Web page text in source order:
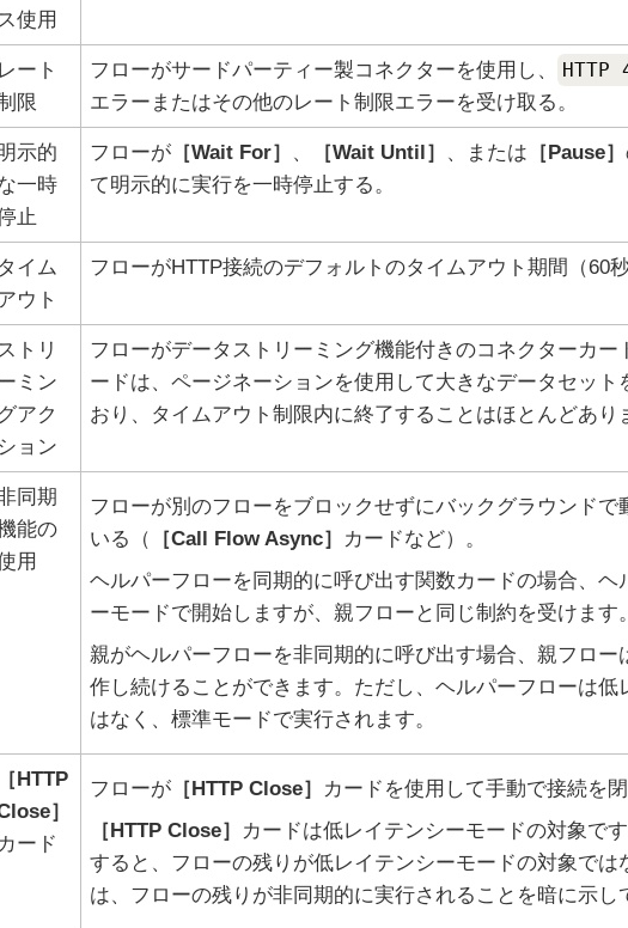
使用
レート
限
フローがサードパーティー製コネクターを使用し、
HTTP
エラーまたはその他のレート制限エラーを受け取る。
示的
一時
止
フローが Wait For 、 Wait Until 、または Pause
て明示的に実行を一時停止する。
タイム
ウト
フローがHTTP接続のデフォルトのタイムアウト期間（60
トリ
ミン
グアク
ション
フローがデータストリーミング機能付きのコネクターカ
ードは、ページネーションを使用して大きなデータセッ
おり、タイムアウト制限内に終了することはほとんどあり
同期
能の
用
フローが別のフローをブロックせずにバックグラウンド
いる（
Call Flow Async
カードなど）。
ヘルパーフローを同期的に呼び出す関数カードの場合、
ーモードで開始しますが、親フローと同じ制約を受けます
親がヘルパーフローを非同期的に呼び出す場合、親フロ
作し続けることができます。ただし、ヘルパーフローは
はなく、標準モードで実行されます。
HTTP
カード
フローが HTTP Close
カードを使用して手動で接続を
HTTP Close
カードは低レイテンシーモードの対象で
すると、フローの残りが低レイテンシーモードの対象では
は、フローの残りが非同期的に実行されることを暗に示し